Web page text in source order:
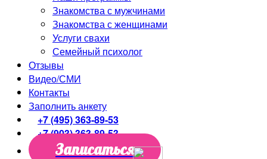
Знакомства с мужчинами
Знакомства с женщинами
Услуги свахи
Семейный психолог
Отзывы
Видео/СМИ
Контакты
Заполнить анкету
+7 (495) 363-89-53
+7 (903) 363-89-53
Записаться